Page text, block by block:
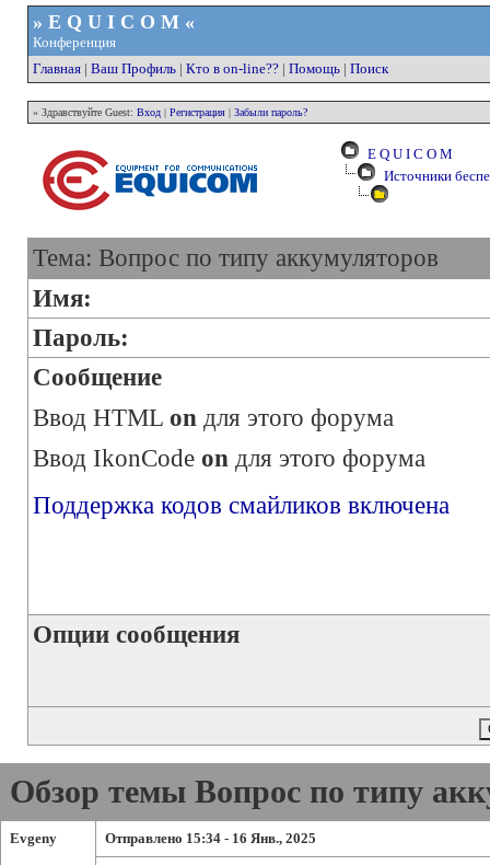
» E Q U I C O M «
Конференция
Главная| Ваш Профиль| Кто в on-line??| Помощь| Поиск
» Здравствуйте Guest: Вход| Регистрация| Забыли пароль?
E Q U I C O M
Источники
Тема: Вопрос по типу аккумуляторов
Имя:
Пароль:
Сообщение
Ввод HTML on для этого форума
Ввод IkonCode on для этого форума
Поддержка кодов смайликов включена
Опции сообщения
Обзор темы Вопрос по типу
Evgeny Отправлено 15:34 - 16 Янв., 2025